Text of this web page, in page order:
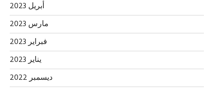
أبريل 2023
مارس 2023
فبراير 2023
يناير 2023
ديسمبر 2022